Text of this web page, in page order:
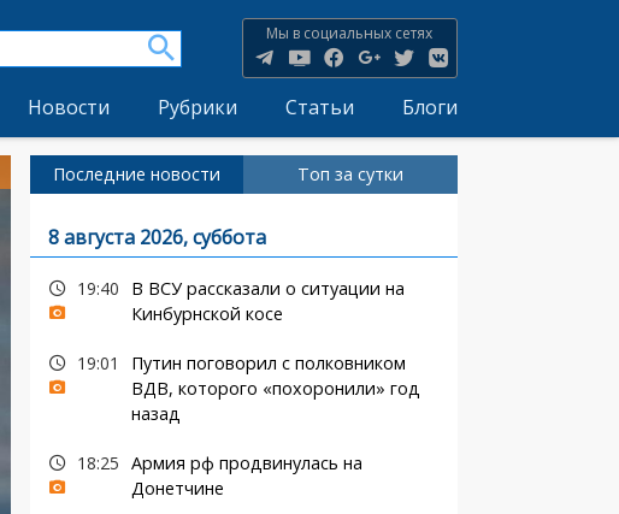
Мы в социальных сетях
Новости Рубрики Статьи Блоги
Последние новости Топ за сутки
8 августа 2026, суббота
19:40
В ВСУ рассказали о ситуации на
Кинбурнской косе
19:01
Путин поговорил с полковником
ВДВ, которого «похоронили» год
назад
18:25 Армия рф продвинулась на
Донетчине